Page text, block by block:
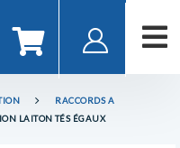
RACCORDS A
LAITON TÉS ÉGAUX